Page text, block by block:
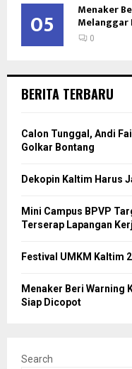
05 Menaker
Melanggar
0
BERITA TERBARU
Calon Tunggal, Andi
Golkar Bontang
Dekopin Kaltim Harus
Mini Campus BPVP
Terserap Lapangan
Festival UMKM Kaltim
Menaker Beri Warning
Siap Dicopot
Search